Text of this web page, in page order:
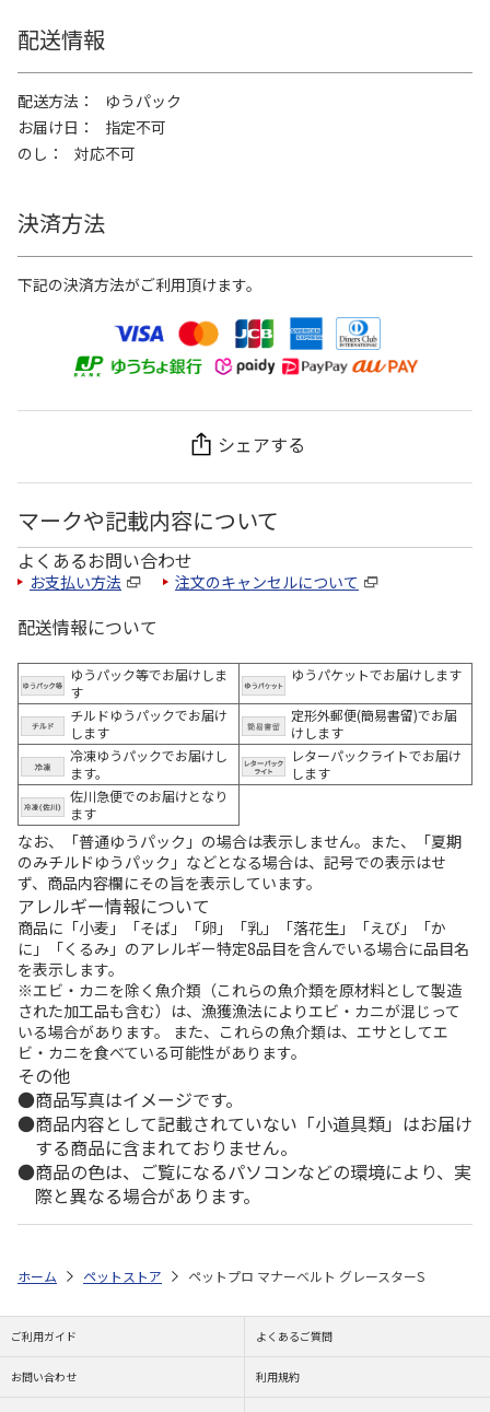
配送情報
配送方法
ゆうパック
お届け日
指定不可
のし
対応不可
決済方法
下記の決済方法がご利用頂けます。
シェアする
マークや記載内容について
よくあるお問い合わせ
お支払い方法 注文のキャンセルについて
配送情報について
ゆうパック等でお届けしま
す
ゆうパケットでお届けします
チルドゆうパックでお届け
します
定形外郵便(簡易書留)でお届
けします
冷凍ゆうパックでお届けし
ます。
レターパックライトでお届け
します
佐川急便でのお届けとなり
ます
なお、「普通ゆうパック」の場合は表示しません。また、「夏期
のみチルドゆうパック」などとなる場合は、記号での表示はせ
ず、商品内容欄にその旨を表示しています。
アレルギー情報について
商品に「小麦」「そば」「卵」「乳」「落花生」「えび」「か
に」「くるみ」のアレルギー特定8品目を含んでいる場合に品目名
を表示します。
※エビ・カニを除く魚介類（これらの魚介類を原材料として製造
された加工品も含む）は、漁獲漁法によりエビ・カニが混じって
いる場合があります。 また、これらの魚介類は、エサとしてエ
ビ・カニを食べている可能性があります。
その他
商品写真はイメージです。
商品内容として記載されていない「小道具類」はお届け
する商品に含まれておりません。
商品の色は、ご覧になるパソコンなどの環境により、実
際と異なる場合があります。
ホーム ペットストア ペットプロ マナーベルト グレースターS
ご利用ガイド よくあるご質問
お問い合わせ 利用規約